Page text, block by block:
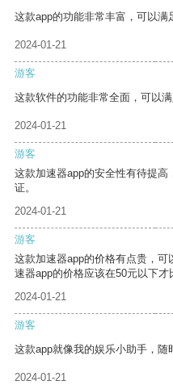
这款app的功能非常丰富，可以满
2024-01-21
游客
这款软件的功能非常全面，可以满
2024-01-21
游客
这款加速器app的安全性有待提
证。
2024-01-21
游客
这款加速器app的价格有点贵，
速器app的价格应该在50元以下才
2024-01-21
游客
这款app就像我的娱乐小助手，随
2024-01-21